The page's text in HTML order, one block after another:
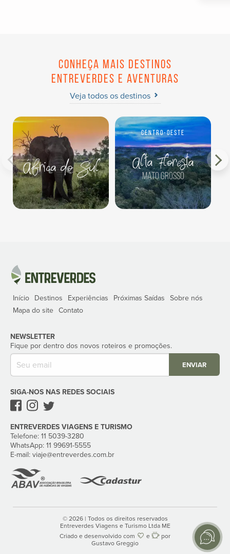
Conheça mais destinos
Entreverdes e aventuras
Veja todos os destinos
África do Sul
Centro-Oeste
Alta Floresta
Mato Grosso
Início Destinos Experiências Próximas Saídas Sobre nós
Mapa do site Contato
NEWSLETTER
Fique por dentro dos novos roteiros e promoções.
ENVIAR
SIGA-NOS NAS REDES SOCIAIS
ENTREVERDES VIAGENS E TURISMO
Telefone: 11 5039-3280‬
WhatsApp: 11 99691-5555‬
E-mail:viaje@entreverdes.com.br
© 2026 | Todos os direitos reservados
Entreverdes Viagens e Turismo Ltda ME
Criado e desenvolvido com
e por
Gustavo Greggio